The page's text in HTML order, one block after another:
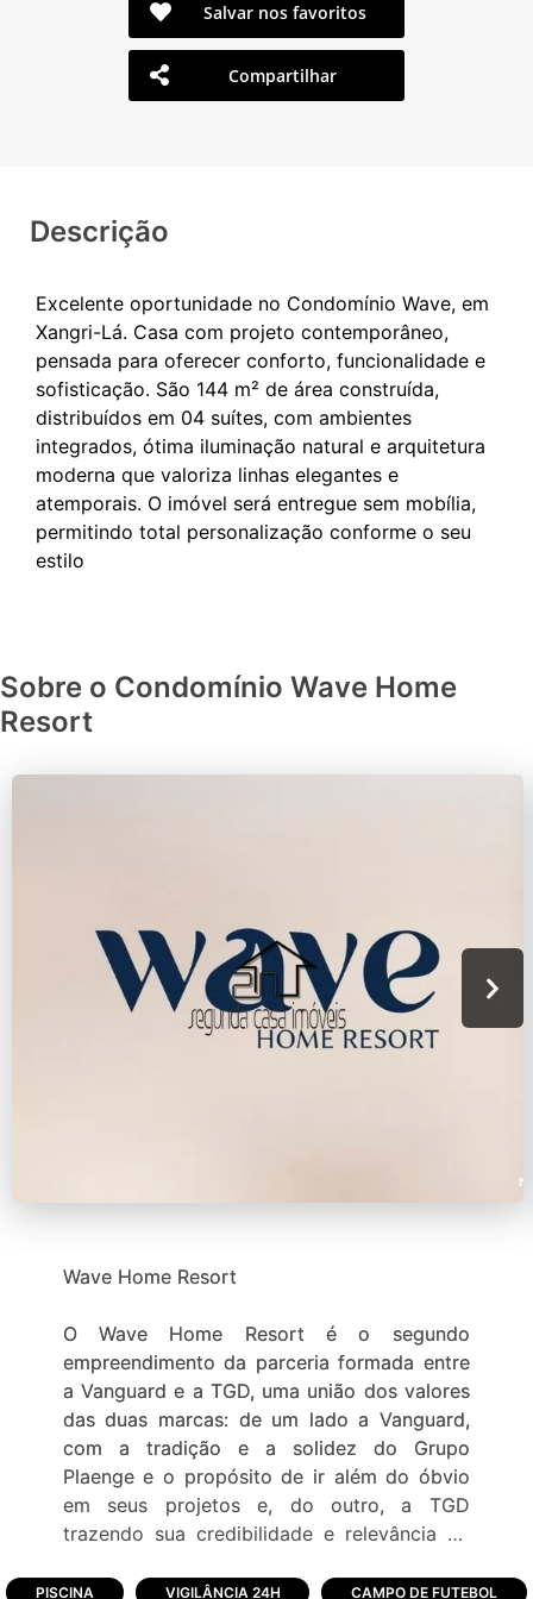
Salvar nos favoritos
Compartilhar
Descrição
Excelente oportunidade no Condomínio Wave, em
Xangri-Lá. Casa com projeto contemporâneo,
pensada para oferecer conforto, funcionalidade e
sofisticação. São 144 m² de área construída,
distribuídos em 04 suítes, com ambientes
integrados, ótima iluminação natural e arquitetura
moderna que valoriza linhas elegantes e
atemporais. O imóvel será entregue sem mobília,
permitindo total personalização conforme o seu
Sobre o Condomínio Wave Home
Resort
Wave Home Resort
O Wave Home Resort é o segundo
empreendimento da parceria formada entre
a Vanguard e a TGD, uma união dos valores
das duas marcas: de um lado a Vanguard,
com a tradição e a solidez do Grupo
Plaenge e o propósito de ir além do óbvio
em seus projetos e, do outro, a TGD
trazendo sua credibilidade e relevância no
São mais de 80% dos lotes beira de lago e
PISCINA VIGILÂNCIA 24H CAMPO DE FUTEBOL